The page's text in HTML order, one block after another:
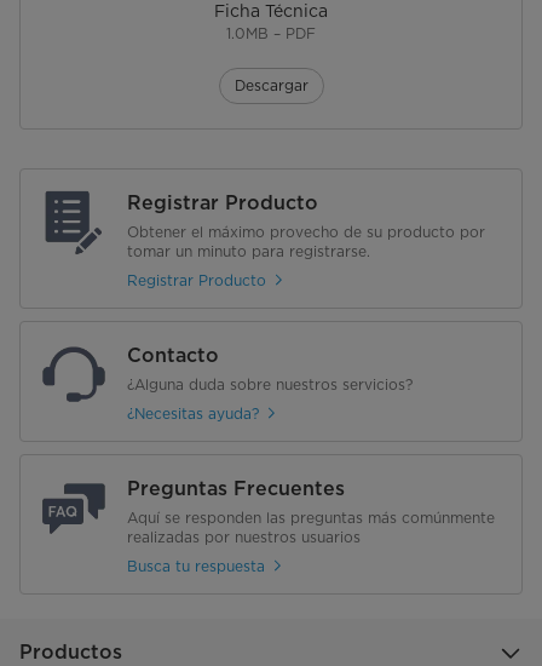
Ficha Técnica
1.0MB – PDF
Descargar
Registrar Producto
Obtener el máximo provecho de su producto por
tomar un minuto para registrarse.
Registrar Producto
Contacto
¿Alguna duda sobre nuestros servicios?
¿Necesitas ayuda?
Preguntas Frecuentes
Aquí se responden las preguntas más comúnmente
realizadas por nuestros usuarios
Busca tu respuesta
Productos